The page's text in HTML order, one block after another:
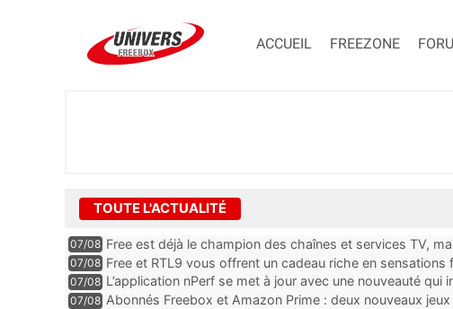
ACCUEIL FREEZONE
TOUTE L'ACTUALITÉ
07/08 Free est déjà le champion des chaînes et services TV,
encore au moin...
07/08 Free et RTL9 vous offrent un cadeau riche en
l’obtenir
07/08 L’application nPerf se met à jour avec une nouveauté qui
Mobile, Orange, SFR ...
07/08 Abonnés Freebox et Amazon Prime : deux nouveaux